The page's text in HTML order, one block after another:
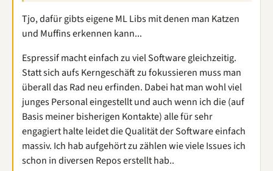
Tjo, dafür gibts eigene ML Libs mit denen man Katzen
und Muffins erkennen kann...
Espressif macht einfach zu viel Software gleichzeitig.
Statt sich aufs Kerngeschäft zu fokussieren muss man
überall das Rad neu erfinden. Dabei hat man wohl viel
junges Personal eingestellt und auch wenn ich die (auf
Basis meiner bisherigen Kontakte) alle für sehr
engagiert halte leidet die Qualität der Software einfach
massiv. Ich hab aufgehört zu zählen wie viele Issues ich
schon in diversen Repos erstellt hab..